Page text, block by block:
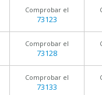
Comprobar el
73123
Comprobar el
73128
Comprobar el
73133